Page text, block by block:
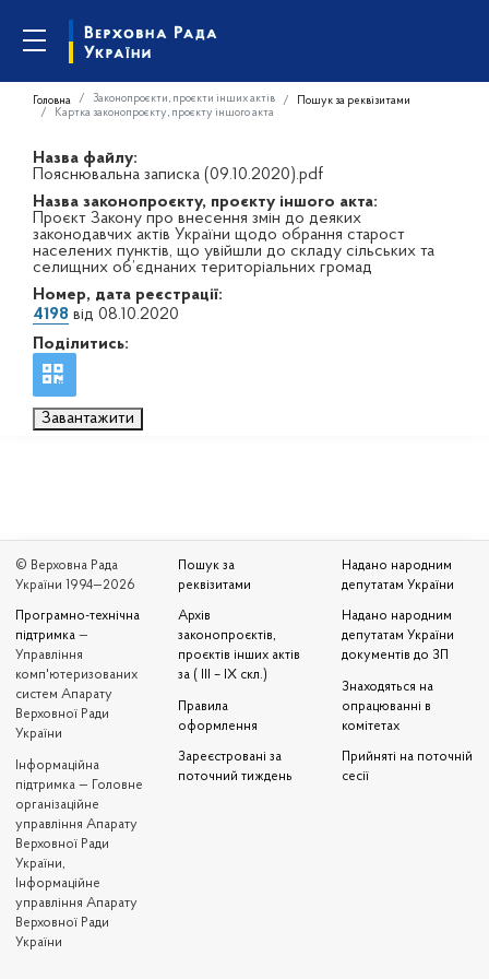
Головна Законопроєкти, проєкти інших актів
Пошук за реквізитами
Картка законопроєкту, проєкту іншого акта
Назва файлу:
Пояснювальна записка (09.10.2020).pdf
Назва законопроєкту, проєкту іншого акта:
Проєкт Закону про внесення змін до деяких
законодавчих актів України щодо обрання старост
населених пунктів, що увійшли до складу сільських та
селищних об’єднаних територіальних громад
Номер, дата реєстрації:
4198 від 08.10.2020
Поділитись:
Завантажити
© Верховна Рада
України 1994—2026
Програмно-технічна
підтримка —
Управління
комп'ютеризованих
систем Апарату
Верховної Ради
України
Iнформаційна
підтримка — Головне
організаційне
управління Апарату
Верховної Ради
України,
Інформаційне
управління Апарату
Верховної Ради
України
Пошук за
реквізитами
Архів
законопроєктів,
проєктів інших актів
за ( III – IX скл.)
Правила
оформлення
Зареєстровані за
поточний тиждень
Надано народним
депутатам України
Надано народним
депутатам України
документів до ЗП
Знаходяться на
опрацюванні в
комітетах
Прийняті на поточній
сесії